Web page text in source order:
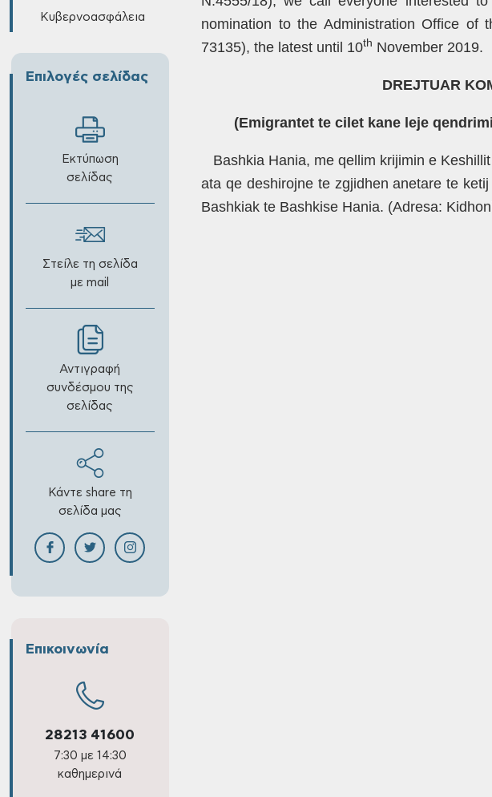
Κυβερνοασφάλεια
Επιλογές σελίδας
Εκτύπωση
σελίδας
Στείλε τη σελίδα
με mail
Αντιγραφή
συνδέσμου της
σελίδας
Κάντε share τη
σελίδα μας
Επικοινωνία
28213 41600
7:30 με 14:30
καθημερινά
nomination to the Administration Office of
73135), the latest until 10th November 2019.
DREJTUAR
(Emigrantet tecilet kane leje
Bashkia Hania, me qellim krijimin e
ata qe deshirojne te zgjidhen anetare te
Bashkiak te Bashkise Hania. (Adresa: